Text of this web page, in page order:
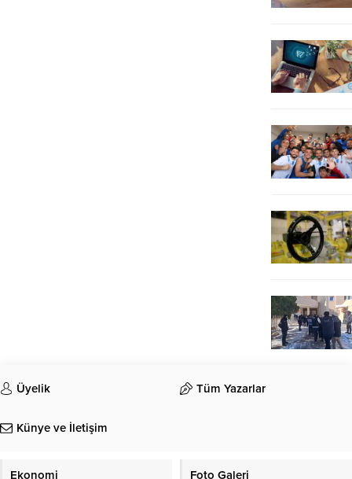
Üyelik Tüm Yazarlar
Künye ve İletişim
Ekonomi Foto Galeri